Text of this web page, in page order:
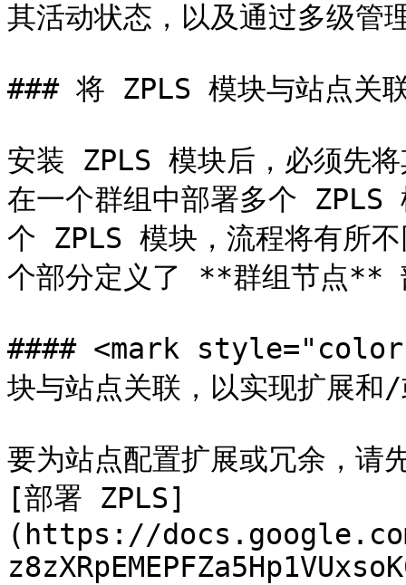
其活动状态，以及通过多级管
### 将 ZPLS 模块与站点关
安装 ZPLS 模块后，必须先
在一个群组中部署多个 ZPLS
个 ZPLS 模块，流程将有所
个部分定义了 **群组节点
#### <mark style="color:
块与站点关联，以实现扩展
要为站点配置扩展或冗余，请
[部署 ZPLS]
(https://